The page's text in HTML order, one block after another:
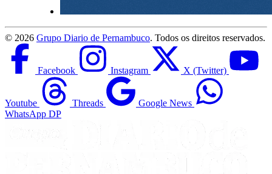
© 2026 Grupo Diario de Pernambuco. Todos os direitos reservados.
Facebook Instagram X (Twitter)
Youtube Threads
Google News
WhatsApp DP